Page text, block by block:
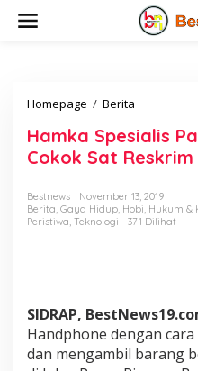
Homepage / Berita
m
k
a
p
e
s
P
a
n
Hamka Spesialis
Cokok Sat
Bestnews
November 13, 2019
Berita, Gaya Hidup, Hobi, Hukum &
Peristiwa, Teknologi 371 Dilihat
SIDRAP,
Handphone dengan
dan mengambil barang